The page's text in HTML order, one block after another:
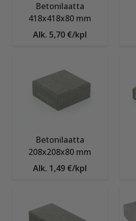
Betonilaatta
418x418x80 mm
Alk. 5,70 €/kpl
Betonilaatta
208x208x80 mm
Alk. 1,49 €/kpl